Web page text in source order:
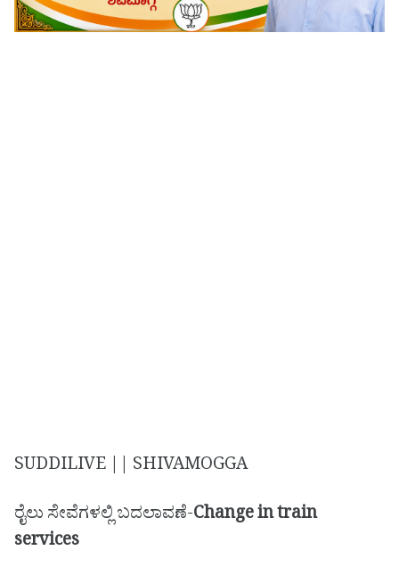
SUDDILIVE || SHIVAMOGGA
ರೈಲು ಸೇವೆಗಳಲ್ಲಿ ಬದಲಾವಣೆ-Change in train
services